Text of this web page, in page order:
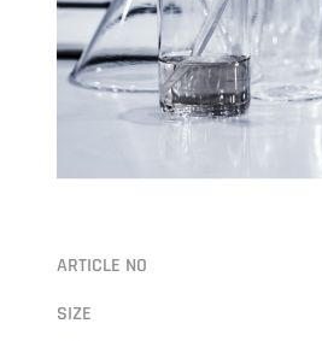
ARTICLE NO
SIZE